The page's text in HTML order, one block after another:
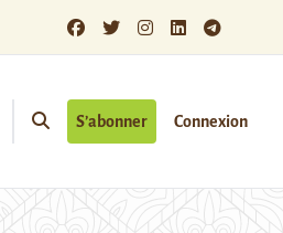
S’abonner Connexion